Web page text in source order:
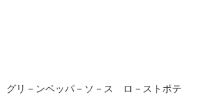
グリ－ンペッパ－ソ－ス ロ－ストポテ